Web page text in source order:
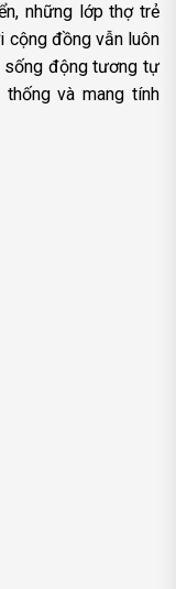
những lớp thợ trẻ
cộng đồng vẫn luôn
sống động tương tự
và mang tính